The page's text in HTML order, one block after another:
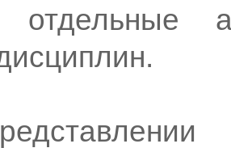
отдельные